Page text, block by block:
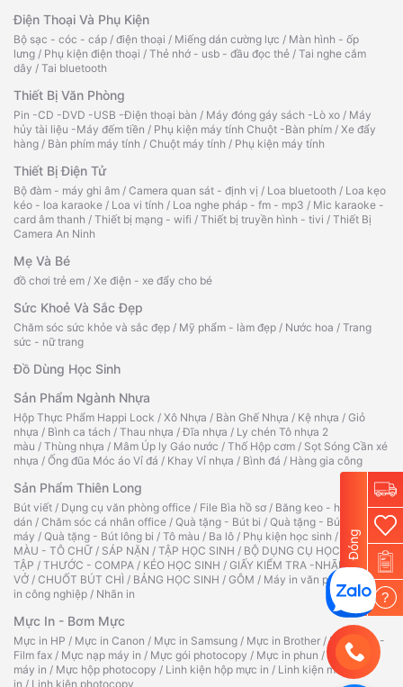
Điện Thoại Và Phụ Kiện
Bộ sạc - cóc - cáp / điện thoại / Miếng dán cường lực / Màn hình - ốp
lưng / Phụ kiện điện thoại / Thẻ nhớ - usb - đầu đọc thẻ / Tai nghe cắm
dây / Tai bluetooth
Thiết Bị Văn Phòng
Pin -CD -DVD -USB -Điện thoại bàn / Máy đóng gáy sách -Lò xo / Máy
hủy tài liệu -Máy đếm tiền / Phụ kiện máy tính Chuột -Bàn phím / Xe đẩy
hàng / Bàn phím máy tính / Chuột máy tính / Phụ kiện máy tính
Thiết Bị Điện Tử
Bộ đàm - máy ghi âm / Camera quan sát - định vị / Loa bluetooth / Loa kẹo
kéo - loa karaoke / Loa vi tính / Loa nghe pháp - fm - mp3 / Mic karaoke -
card âm thanh / Thiết bị mạng - wifi / Thiết bị truyền hình - tivi / Thiết Bị
Camera An Ninh
Mẹ Và Bé
đồ chơi trẻ em / Xe điện - xe đẩy cho bé
Sức Khoẻ Và Sắc Đẹp
Chăm sóc sức khỏe và sắc đẹp / Mỹ phẩm - làm đẹp / Nước hoa / Trang
sức - nữ trang
Đồ Dùng Học Sinh
Sản Phẩm Ngành Nhựa
Hộp Thực Phẩm Happi Lock / Xô Nhựa / Bàn Ghế Nhựa / Kệ nhựa / Giỏ
nhựa / Bình ca tách / Thau nhựa /Đĩa nhựa / Ly chén Tô nhựa 2
màu / Thùng nhựa / Mâm Úp ly Gáo nước / Thố Hộp cơm / Sọt Sóng Cần xé
nhựa / Ống đũa Móc áo Vỉ đá / Khay Vỉ nhựa / Bình đá / Hàng gia công
Sản Phẩm Thiên Long
Bút viết / Dụng cụ văn phòng office / File Bìa hồ sơ / Băng keo - hồ
dán / Chăm sóc cá nhân office / Quà tặng - Bút bi / Quà tặng - Bút
máy / Quà tặng - Bút lông bi / Tô màu / Ba lô / Phụ kiện học sinh /
TẬP TÔ
MÀU - TÔ CHỮ / SÁP NẶN / TẬP HỌC SINH / BỘ DỤNG CỤ HỌC
TẬP / THƯỚC - COMPA / KÉO HỌC SINH / GIẤY KIỂM TRA -NHÃN
VỞ / CHUỐT BÚT CHÌ / BẢNG HỌC SINH / GÔM / Máy in văn phòng
Máy
in công nghiệp / Nhãn in
Mực In - Bơm Mực
Mực in HP / Mực in Canon / Mực in Samsung / Mực in Brother /Ruy băng -
Film fax / Mực nạp máy in / Mực gói photocopy / Mực in phun / Hộp mực
máy in / Mực hộp photocopy / Linh kiện hộp mực in / Linh kiện máy
in / Linh kiện photocopy
Đóng
?